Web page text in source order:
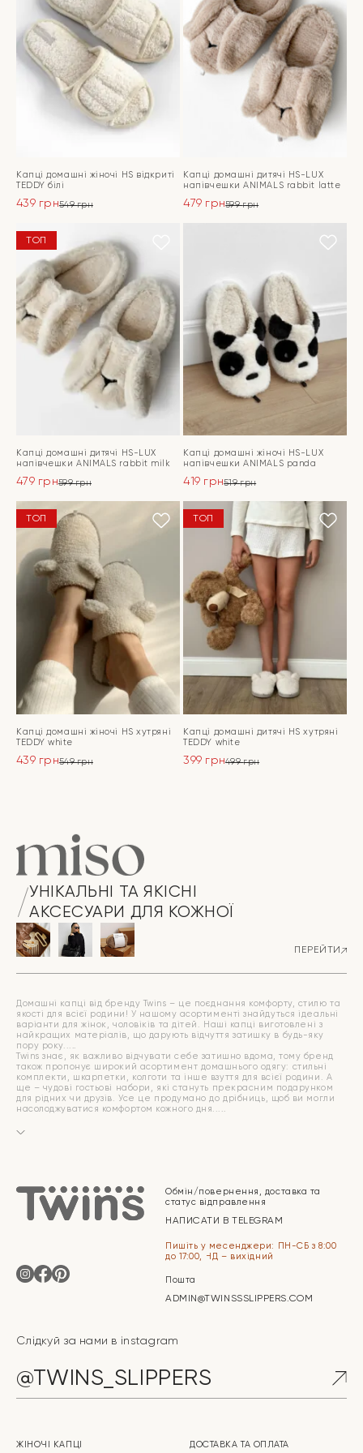
Капці домашні жіночі HS відкриті
TEDDY білі
549грн
ціна:
549 грн.
439 грн
ціна:
439 грн.
ПЕРЕЙТИ
Капці домашні дитячі HS-LUX
напiвчешки ANIMALS rabbit latte
599грн
479 грн
ТОП
Капці домашні дитячі HS-LUX
напiвчешки ANIMALS rabbit milk
599грн
ціна:
599 грн.
479 грн
ціна:
479 грн.
ПЕРЕЙТИ
Капці домашні жіночі HS-LUX
напiвчешки ANIMALS panda
519грн
ціна:
519 грн.
419 грн
ціна:
419 грн.
ПЕРЕЙТИ
ТОП
Капці домашні жіночі HS хутрянi
TEDDY white
549грн
439 грн
ТОП
Капці домашні дитячі HS хутрянi
TEDDY white
499грн
399 грн
УНІКАЛЬНІ ТА ЯКІСНІ
АКСЕСУАРИ ДЛЯ КОЖНОЇ
ПЕРЕЙТИ
Домашні капці від бренду Twins – це поєднання комфорту, стилю та
якості для всієї родини! У нашому асортименті знайдуться ідеальні
варіанти для жінок, чоловіків та дітей. Наші капці виготовлені з
найкращих матеріалів, що дарують відчуття затишку в будь-яку
пору року.
Twins знає, як важливо відчувати себе затишно вдома, тому бренд
також пропонує широкий асортимент домашнього одягу: стильні
комплекти, шкарпетки, колготи та інше взуття для всієї родини. А
ще – чудові гостьові набори, які стануть прекрасним подарунком
для рідних чи друзів. Усе це продумано до дрібниць, щоб ви могли
насолоджуватися комфортом кожного дня.
Обмін/повернення, доставка та
статус відправлення
НАПИСАТИ В TELEGRAM
Пишіть у месенджери: ПН-СБ з 8:00
до 17:00, НД – вихідний
Пошта
ADMIN@TWINSSSLIPPERS.COM
Слідкуй за нами в instagram
@TWINS_SLIPPERS
ЖІНОЧІ КАПЦІ ДОСТАВКА ТА ОПЛАТА